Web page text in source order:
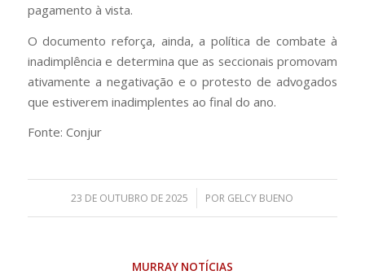
pagamento à vista.
O documento reforça, ainda, a política de combate à
inadimplência e determina que as seccionais promovam
ativamente a negativação e o protesto de advogados
que estiverem inadimplentes ao final do ano.
Fonte: Conjur
23 DE OUTUBRO DE 2025
/ POR GELCY BUENO
MURRAY NOTÍCIAS